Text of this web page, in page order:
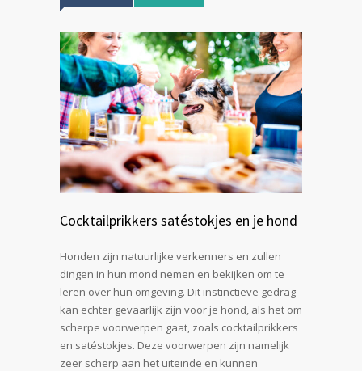
Cocktailprikkers satéstokjes en je hond
Honden zijn natuurlijke verkenners en zullen
dingen in hun mond nemen en bekijken om te
leren over hun omgeving. Dit instinctieve gedrag
kan echter gevaarlijk zijn voor je hond, als het om
scherpe voorwerpen gaat, zoals cocktailprikkers
en satéstokjes. Deze voorwerpen zijn namelijk
zeer scherp aan het uiteinde en kunnen